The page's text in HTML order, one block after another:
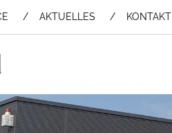
AKTUELLES KONTAKT